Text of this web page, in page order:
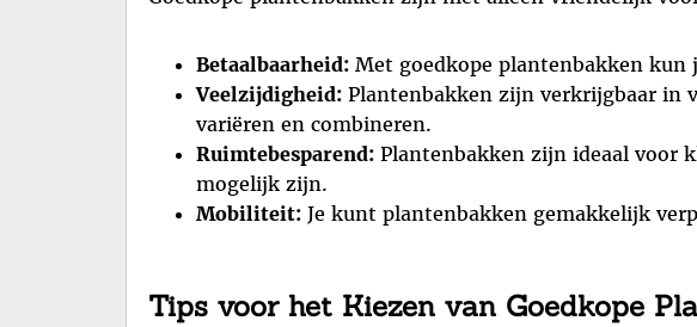
Betaalbaarheid: Met goedkope plantenbakken kun
Veelzijdigheid: Plantenbakken zijn verkrijgbaar in
variëren en combineren.
Ruimtebesparend: Plantenbakken zijn ideaal voor
mogelijk zijn.
Mobiliteit: Je kunt plantenbakken gemakkelijk
Tips voor het Kiezen van Goedkope